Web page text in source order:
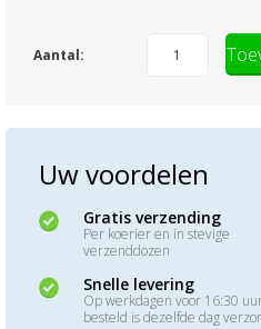
Aantal:
Uw voordelen
Gratis verzending
Per koerier en in stevige
verzenddozen
Snelle levering
Op werkdagen voor 16:30
besteld is dezelfde dag